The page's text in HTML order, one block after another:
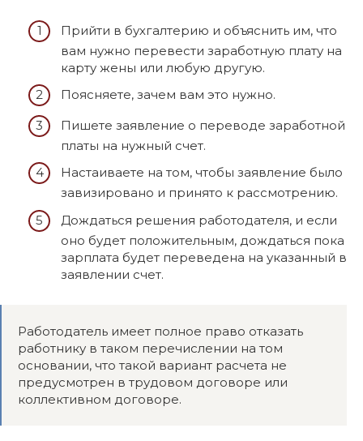
Прийти в бухгалтерию и объяснить им, что
вам нужно перевести заработную плату на
карту жены или любую другую.
Поясняете, зачем вам это нужно.
Пишете заявление о переводе заработной
платы на нужный счет.
Настаиваете на том, чтобы заявление было
завизировано и принято к рассмотрению.
Дождаться решения работодателя, и если
оно будет положительным, дождаться пока
зарплата будет переведена на указанный в
заявлении счет.
Работодатель имеет полное право отказать
работнику в таком перечислении на том
основании, что такой вариант расчета не
предусмотрен в трудовом договоре или
коллективном договоре.